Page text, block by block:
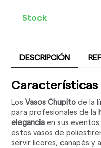
Stock
DESCRIPCIÓN
LosVasos Chupito de la
para profesionales de la
elegancia en sus
estos vasos de
servir licores, canapés y